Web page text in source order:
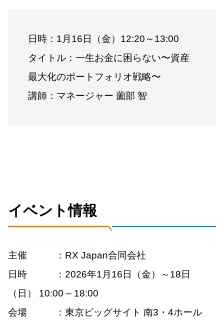
日時：1月16日（金）12:20～13:00
タイトル：一生お金に困らない〜資産
最大化のポートフォリオ戦略〜
講師：マネージャー 薗部 智
イベント情報
主催 ：RX Japan合同会社
日時 ：2026年1月16日（金）～18日
（日） 10:00 – 18:00
会場 ：東京ビッグサイト 南3・4ホール